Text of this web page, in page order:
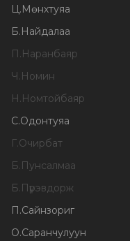
Ц.Мөнхтуяа
Б.Найдалаа
П.Наранбаяр
Ч.Номин
Н.Номтойбаяр
С.Одонтуяа
Г.Очирбат
Б.Пунсалмаа
Б.Пүрэвдорж
П.Сайнзориг
О.Саранчулуун